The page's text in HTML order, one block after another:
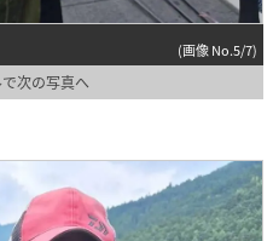
(画像 No.5/7)
次の写真へ